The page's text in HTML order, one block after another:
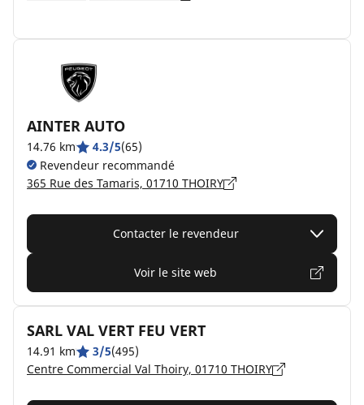
AINTER AUTO
14.76 km 4.3/5(65)
Revendeur recommandé
365 Rue des Tamaris, 01710 THOIRY
Contacter le revendeur
Voir le site web
SARL VAL VERT FEU VERT
14.91 km 3/5(495)
Centre Commercial Val Thoiry, 01710 THOIRY